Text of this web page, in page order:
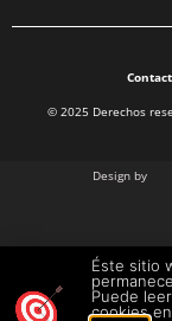
© 2025 Derechos
Design by
Éste sitio
Puede
cookies